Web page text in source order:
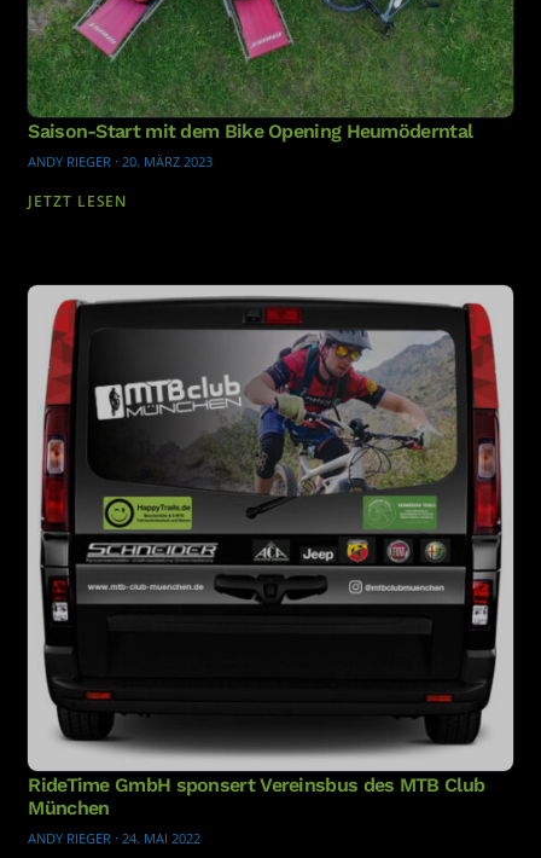
Saison-Start mit dem Bike Opening Heumöderntal
ANDY RIEGER · 20. MÄRZ 2023
JETZT LESEN
RideTime GmbH sponsert Vereinsbus des MTB Club
München
ANDY RIEGER · 24. MAI 2022